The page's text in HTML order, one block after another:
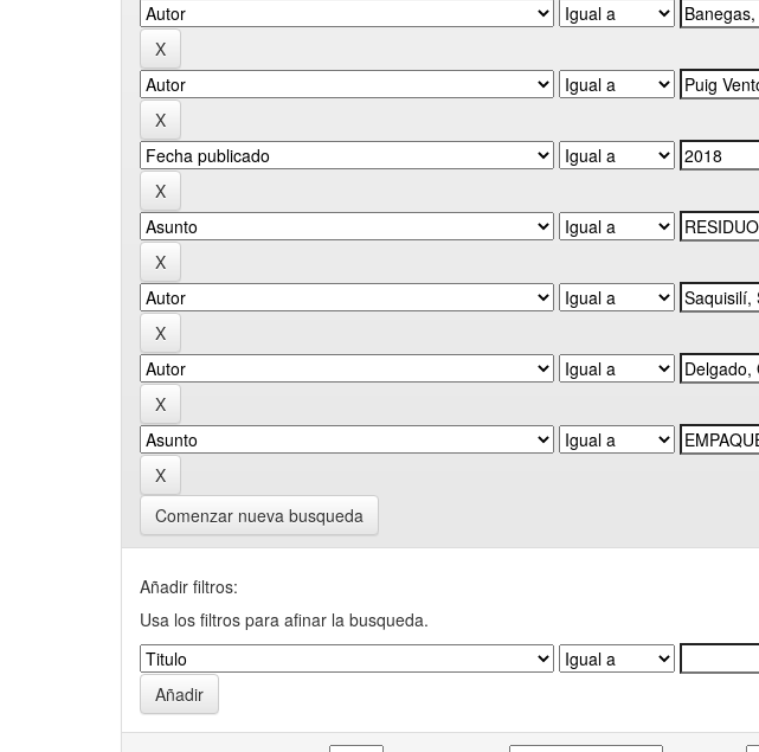
Comenzar nueva busqueda
Añadir filtros:
Usa los filtros para afinar la busqueda.